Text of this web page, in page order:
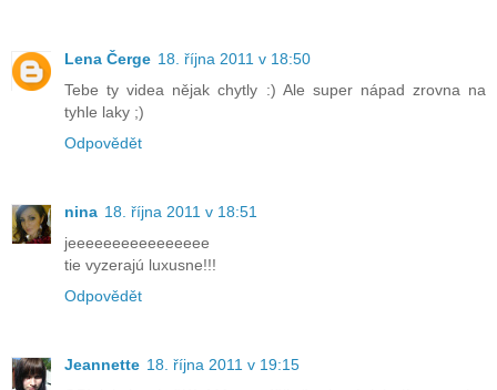
Lena Čerge 18. října 2011 v 18:50
Tebe ty videa nějak chytly :) Ale super nápad zrovna na
tyhle laky ;)
Odpovědět
nina 18. října 2011 v 18:51
jeeeeeeeeeeeeeeee
tie vyzerajú luxusne!!!
Odpovědět
Jeannette 18. října 2011 v 19:15